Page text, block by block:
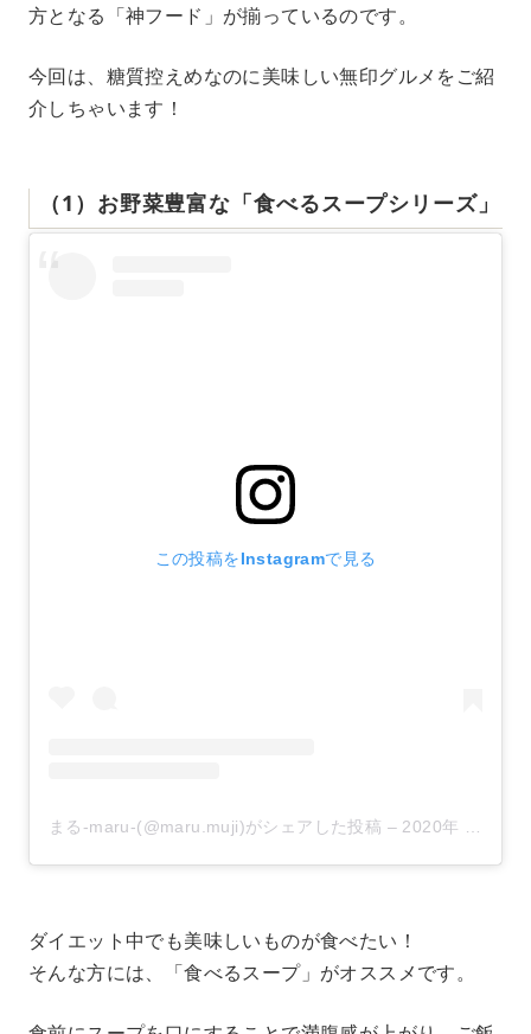
方となる「神フード」が揃っているのです。
今回は、糖質控えめなのに美味しい無印グルメをご紹
介しちゃいます！
（1）お野菜豊富な「食べるスープシリーズ」
この投稿をInstagramで見る
まる-maru-(@maru.muji)がシェアした投稿 – 2020年 9月月13日午前4時35分PDT
ダイエット中でも美味しいものが食べたい！
そんな方には、「食べるスープ」がオススメです。